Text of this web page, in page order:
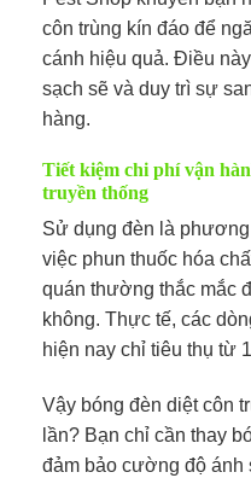
côn trùng kín đáo để
cánh hiệu quả. Điều
sạch sẽ và duy trì sự
hàng.
Tiết kiệm chi phí vận
truyền thống
Sử dụng đèn là
việc phun thuốc hóa
quán thường thắc mắc
không. Thực tế, các
hiện nay chỉ tiêu thụ từ
Vậy bóng đèn diệt côn
lần? Bạn chỉ cần thay
đảm bảo cường độ ánh